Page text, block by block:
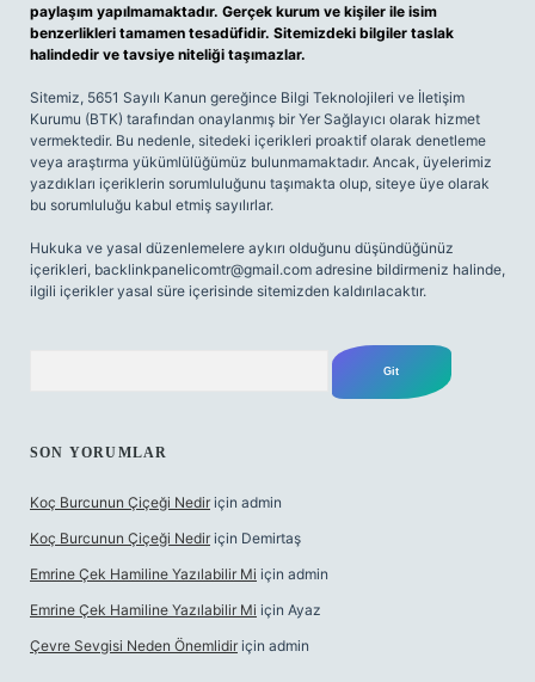
paylaşım yapılmamaktadır. Gerçek kurum ve kişiler ile isim
benzerlikleri tamamen tesadüfidir. Sitemizdeki bilgiler taslak
halindedir ve tavsiye niteliği taşımazlar.
Sitemiz, 5651 Sayılı Kanun gereğince Bilgi Teknolojileri ve İletişim
Kurumu (BTK) tarafından onaylanmış bir Yer Sağlayıcı olarak hizmet
vermektedir. Bu nedenle, sitedeki içerikleri proaktif olarak denetleme
veya araştırma yükümlülüğümüz bulunmamaktadır. Ancak, üyelerimiz
yazdıkları içeriklerin sorumluluğunu taşımakta olup, siteye üye olarak
bu sorumluluğu kabul etmiş sayılırlar.
Hukuka ve yasal düzenlemelere aykırı olduğunu düşündüğünüz
içerikleri, backlinkpanelicomtr@gmail.com adresine bildirmeniz halinde,
ilgili içerikler yasal süre içerisinde sitemizden kaldırılacaktır.
SON YORUMLAR
Koç Burcunun Çiçeği Nedir için admin
Koç Burcunun Çiçeği Nedir için Demirtaş
Emrine Çek Hamiline Yazılabilir Mi için admin
Emrine Çek Hamiline Yazılabilir Mi için Ayaz
Çevre Sevgisi Neden Önemlidir için admin